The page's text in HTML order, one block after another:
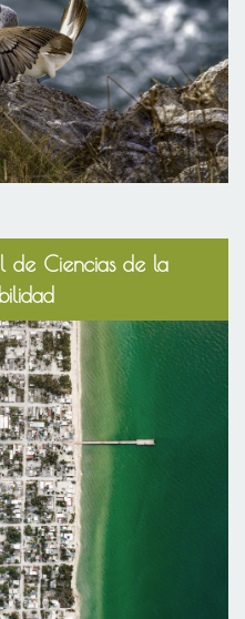
de Ciencias de la